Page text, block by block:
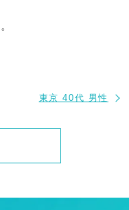
東京 40代 男性